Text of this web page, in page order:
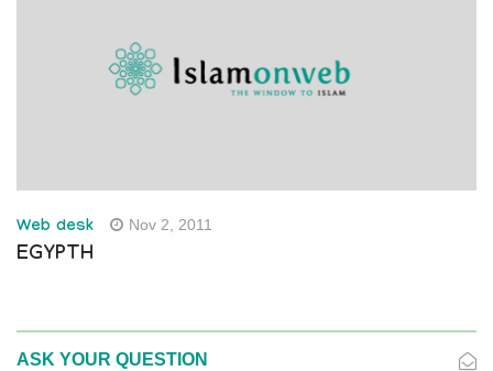
Web desk Nov 2, 2011
EGYPTH
ASK YOUR QUESTION